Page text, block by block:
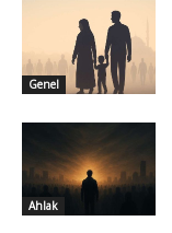
Genel
Ahlak